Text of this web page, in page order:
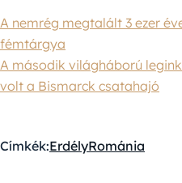
A nemrég megtalált 3 ezer
fémtárgya
A második világháború
volt a Bismarck csatahajó
Címkék:ErdélyRománia